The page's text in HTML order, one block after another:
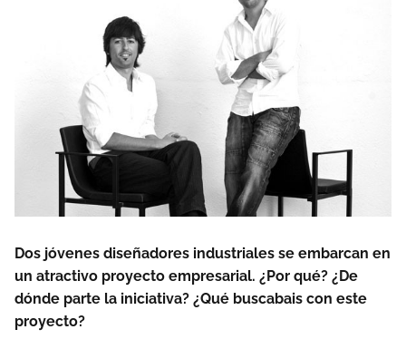
Dos jóvenes diseñadores industriales se embarcan en
un atractivo proyecto empresarial. ¿Por qué? ¿De
dónde parte la iniciativa? ¿Qué buscabais con este
proyecto?